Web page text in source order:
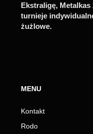
Ekstraligę,
turnieje
żużlowe.
MENU
Kontakt
Rodo